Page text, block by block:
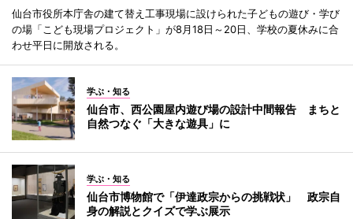
仙台市役所本庁舎の建て替え工事現場に設けられた子どもの遊び・学び
の場「こども現場プロジェクト」が8月18日～20日、学校の夏休みに合
わせ平日に開放される。
学ぶ・知る
仙台市、西公園屋内遊び場の設計中間報告 まちと
自然つなぐ「大きな遊具」に
学ぶ・知る
仙台市博物館で「伊達政宗からの挑戦状」 政宗自
身の解説とクイズで学ぶ展示